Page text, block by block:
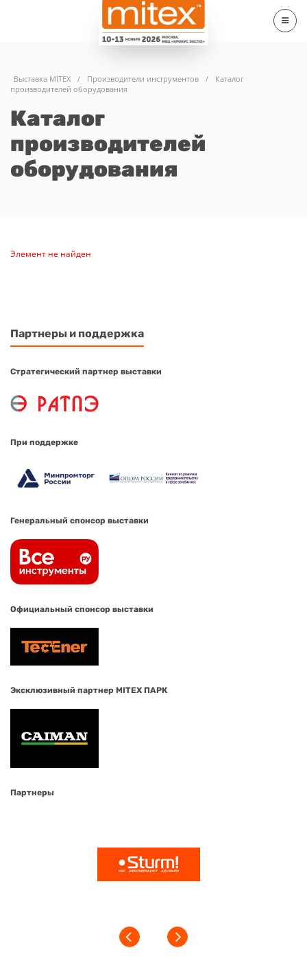
Выставка MITEX / Производители инструментов /
Каталог
производителей оборудования
Каталог
производителей
оборудования
Элемент не найден
Партнеры и поддержка
Стратегический партнер выставки
При поддержке
Генеральный спонсор выставки
Официальный спонсор выставки
Эксклюзивный партнер MITEX ПАРК
Партнеры